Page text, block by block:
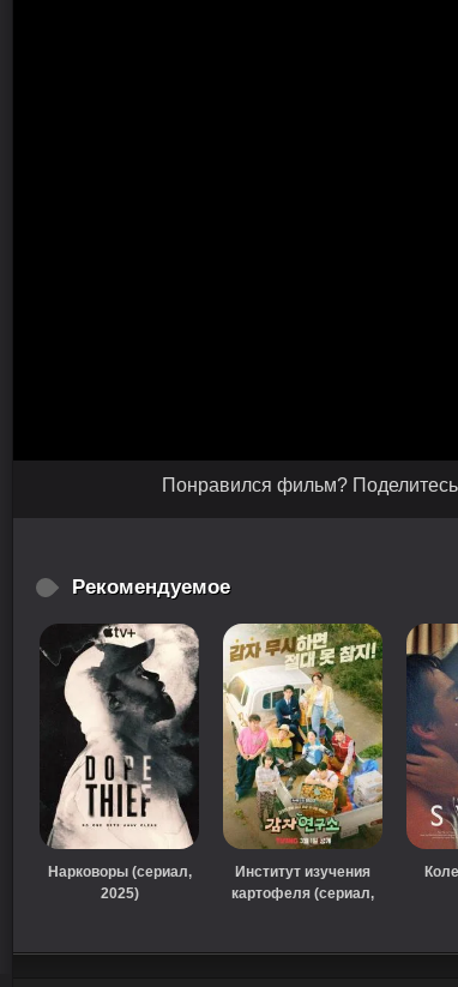
Понравился фильм?
Рекомендуемое
Нарковоры (сериал,
2025)
Институт изучения
картофеля (сериал,